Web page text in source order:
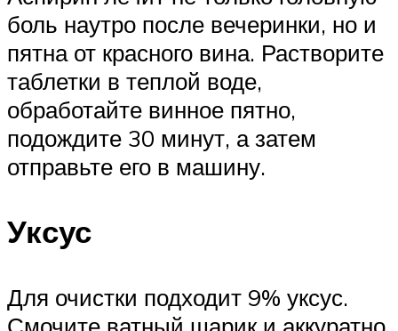
боль наутро после вечеринки, но и
пятна от красного вина. Растворите
таблетки в теплой воде,
обработайте винное пятно,
подождите 30 минут, а затем
отправьте его в машину.
Уксус
Для очистки подходит 9% уксус.
Смочите ватный шарик и аккуратно